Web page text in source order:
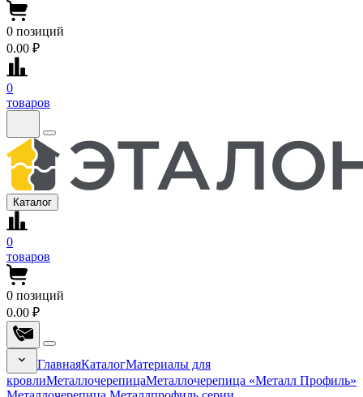
0 позиций
0.00 ₽
0
товаров
Каталог
0
товаров
0 позиций
0.00 ₽
ГлавнаяКаталогМатериалы для
кровлиМеталлочерепицаМеталлочерепица «Металл Профиль»